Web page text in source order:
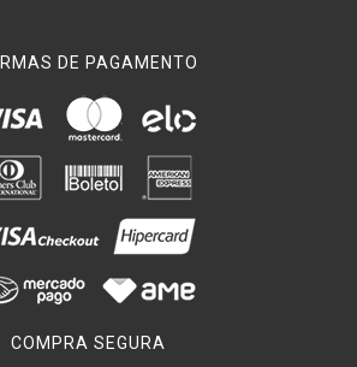
DE PAGAMENTO
COMPRA SEGURA